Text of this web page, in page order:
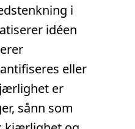
i
idéen
eller
er
sånn som